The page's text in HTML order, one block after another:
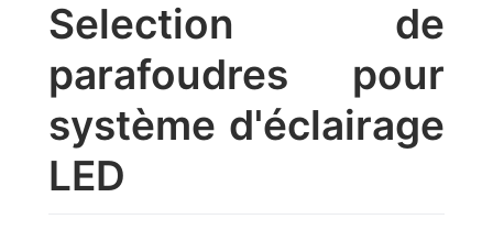
Selection de
parafoudres pour
système d'éclairage
LED